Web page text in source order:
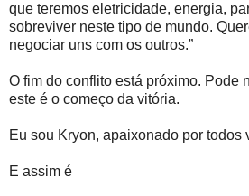
que teremos eletricidade, energia,
sobreviver neste tipo de mundo.
negociar uns com os outros.”
O fim do conflito está próximo. Pode
este é o começo da vitória.
Eu sou Kryon, apaixonado por todos
E assim é